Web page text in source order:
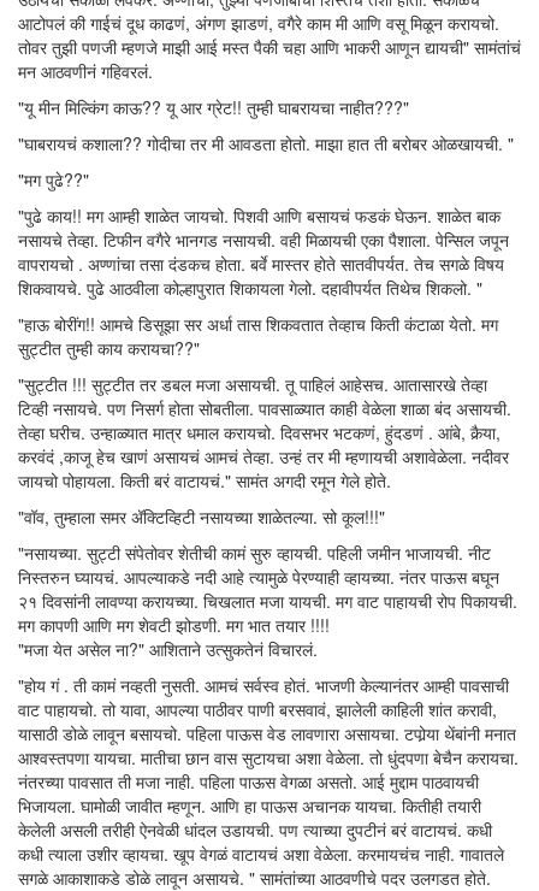
आटोपलं की गाईचं दूध काढणं, अंगण झाडणं, वगैरे काम मी आणि वसू मिळून करायचो.
तोवर तुझी पणजी म्हणजे माझी आई मस्त पैकी चहा आणि भाकरी आणून द्यायची" सामंतांचं
मन आठवणीनं गहिवरलं.
"यू मीन मिल्किंग काऊ?? यू आर ग्रेट!! तुम्ही घाबरायचा नाहीत???"
"घाबरायचं कशाला?? गोदीचा तर मी आवडता होतो. माझा हात ती बरोबर ओळखायची. "
"मग पुढे??"
"पुढे काय!! मग आम्ही शाळेत जायचो. पिशवी आणि बसायचं फडकं घेऊन. शाळेत बाक
नसायचे तेव्हा. टिफीन वगैरे भानगड नसायची. वही मिळायची एका पैशाला. पेन्सिल जपून
वापरायचो . अण्णांचा तसा दंडकच होता. बर्वे मास्तर होते सातवीपर्यत. तेच सगळे विषय
शिकवायचे. पुढे आठवीला कोल्हापुरात शिकायला गेलो. दहावीपर्यत तिथेच शिकलो. "
"हाऊ बोरींग!! आमचे डिसूझा सर अर्धा तास शिकवतात तेव्हाच किती कंटाळा येतो. मग
सुट्टीत तुम्ही काय करायचा??"
"सुट्टीत !!! सुट्टीत तर डबल मजा असायची. तू पाहिलं आहेसच. आतासारखे तेव्हा
टिव्ही नसायचे. पण निसर्ग होता सोबतीला. पावसाळ्यात काही वेळेला शाळा बंद असायची.
तेव्हा घरीच. उन्हाळ्यात मात्र धमाल करायचो. दिवसभर भटकणं, हुंदडणं . आंबे, कैर्‍या,
करवंदं ,काजू हेच खाणं असायचं आमचं तेव्हा. उन्हं तर मी म्हणायची अशावेळेला. नदीवर
जायचो पोहायला. किती बरं वाटायचं." सामंत अगदी रमून गेले होते.
"वॉव, तुम्हाला समर अ‍ॅक्टिव्हिटी नसायच्या शाळेतल्या. सो कूल!!!"
"नसायच्या. सुट्टी संपेतोवर शेतीची कामं सुरु व्हायची. पहिली जमीन भाजायची. नीट
निस्तरुन घ्यायचं. आपल्याकडे नदी आहे त्यामुळे पेरण्याही व्हायच्या. नंतर पाऊस बघून
२१ दिवसांनी लावण्या करायच्या. चिखलात मजा यायची. मग वाट पाहायची रोप पिकायची.
मग कापणी आणि मग शेवटी झोडणी. मग भात तयार !!!!
"मजा येत असेल ना?" आशिताने उत्सुकतेनं विचारलं.
"होय गं . ती कामं नव्हती नुसती. आमचं सर्वस्व होतं. भाजणी केल्यानंतर आम्ही पावसाची
वाट पाहायचो. तो यावा, आपल्या पाठीवर पाणी बरसवावं, झालेली काहिली शांत करावी,
यासाठी डोळे लावून बसायचो. पहिला पाऊस वेड लावणारा असायचा. टपोर्‍या थेंबांनी मनात
आश्वस्तपणा यायचा. मातीचा छान वास सुटायचा अशा वेळेला. तो धुंदपणा बेचैन करायचा.
नंतरच्या पावसात ती मजा नाही. पहिला पाऊस वेगळा असतो. आई मुद्दाम पाठवायची
भिजायला. घामोळी जावीत म्हणून. आणि हा पाऊस अचानक यायचा. कितीही तयारी
केलेली असली तरीही ऐनवेळी धांदल उडायची. पण त्याच्या दुपटीनं बरं वाटायचं. कधी
कधी त्याला उशीर व्हायचा. खूप वेगळं वाटायचं अशा वेळेला. करमायचंच नाही. गावातले
सगळे आकाशाकडे डोळे लावून असायचे. " सामंतांच्या आठवणीचे पदर उलगडत होते.